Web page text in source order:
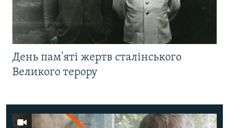
День пам'яті жертв сталінського
Великого терору